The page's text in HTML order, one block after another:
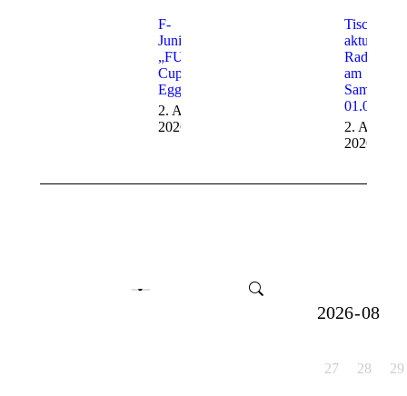
F-
Junioren –
„FUNino“
Cup in
Eggenrot
2. August
2026
aktuell –
Radtour
am
Samstag,
2. August
2026
27 28 29